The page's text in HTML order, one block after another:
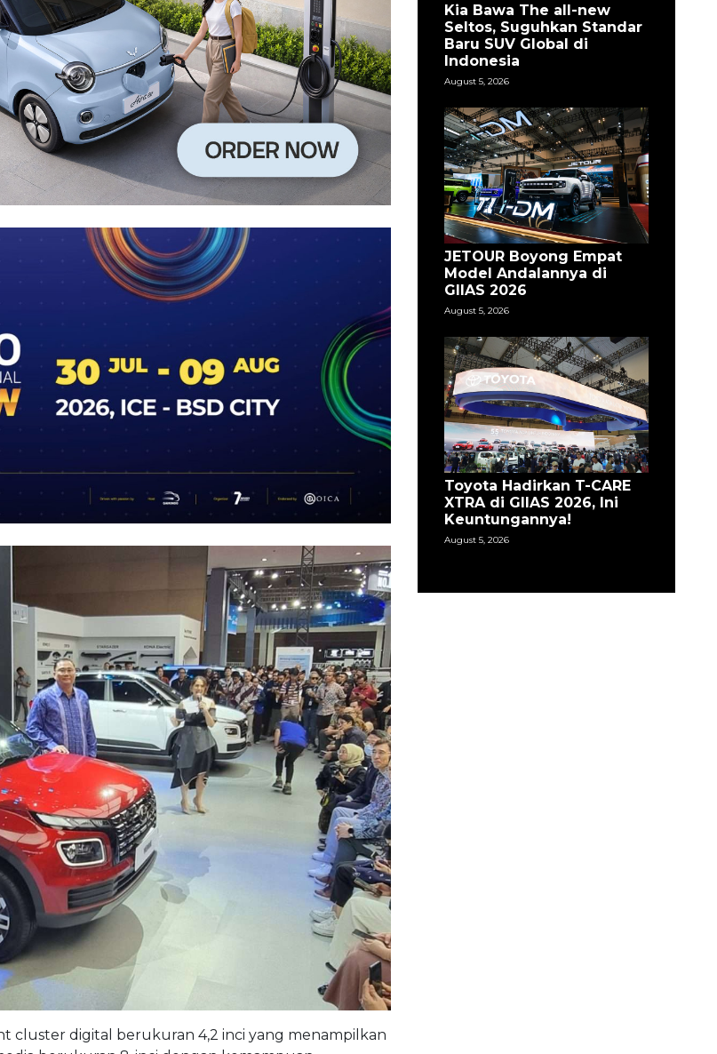
cluster digital berukuran 4,2 inci yang menampilkan
Kia Bawa The all-new
Seltos, Suguhkan Standar
Baru SUV Global di
Indonesia
August 5, 2026
JETOUR Boyong Empat
Model Andalannya di
GIIAS 2026
August 5, 2026
Toyota Hadirkan T-CARE
XTRA di GIIAS 2026, Ini
Keuntungannya!
August 5, 2026